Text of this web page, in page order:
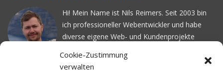
Cookie-Zustimmung
verwalten
Hi! Mein Name ist Nils Reimers. Seit 2003 bin
ich professioneller Webentwickler und habe
diverse eigene Web- und Kundenprojekte
schwierig ist gutes Webhosting zu finden: Bei